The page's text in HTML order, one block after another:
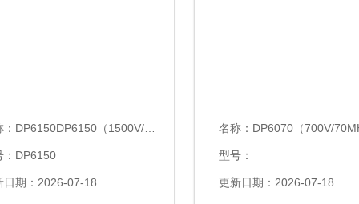
DP6150DP6150（1500V/70MHz）高压差分探头
：DP6150
日期：2026-07-18
名称： DP6070（700V/70MHz）高压差分探
型号：
更新日期：2026-07-18